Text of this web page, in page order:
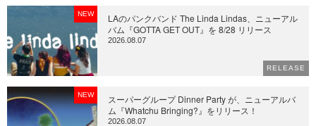
NEW
LAのパンクバンド The Linda Lindas、ニューアル
バム『GOTTA GET OUT』を 8/28 リリース
2026.08.07
RELEASE
NEW
スーパーグループ Dinner Party が、ニューアルバ
ム『Whatchu Bringing?』をリリース！
2026.08.07